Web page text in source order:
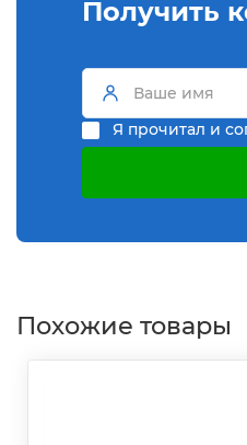
Получить
Я прочитал и
Похожие товары